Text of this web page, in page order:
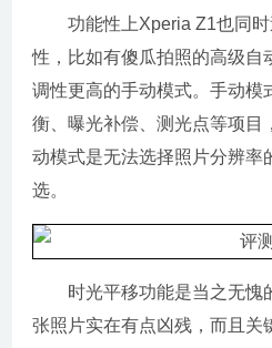
功能性上Xperia Z1也同时
性，比如有傻瓜拍照的高级自
调性更高的手动模式。手动模
衡、曝光补偿、测光点等项目
动模式是无法选择照片分辨率
选。
时光平移功能是当之无愧
张照片实在有点凶残，而且关